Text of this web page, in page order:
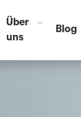
Über
uns
Blog